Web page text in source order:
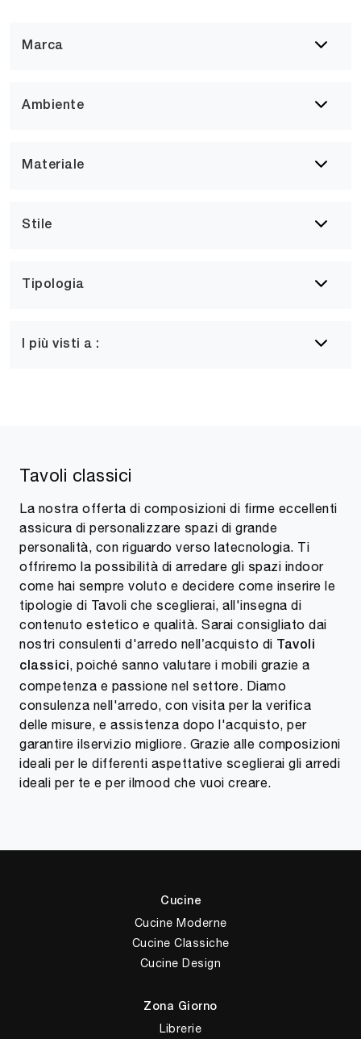
Marca
Ambiente
Materiale
Stile
Tipologia
I più visti a :
Tavoli classici
La nostra offerta di composizioni di firme eccellenti
assicura di personalizzare spazi di grande
personalità, con riguardo verso latecnologia. Ti
offriremo la possibilità di arredare gli spazi indoor
come hai sempre voluto e decidere come inserire le
tipologie di Tavoli che sceglierai, all'insegna di
contenuto estetico e qualità. Sarai consigliato dai
nostri consulenti d'arredo nell’acquisto di
Tavoli
classici , poiché sanno valutare i mobili grazie a
competenza e passione nel settore. Diamo
consulenza nell'arredo, con visita per la verifica
delle misure, e assistenza dopo l'acquisto, per
garantire ilservizio migliore. Grazie alle composizioni
ideali per le differenti aspettative sceglierai gli arredi
ideali per te e per ilmood che vuoi creare.
Cucine
Cucine Moderne
Cucine Classiche
Cucine Design
Zona Giorno
Librerie